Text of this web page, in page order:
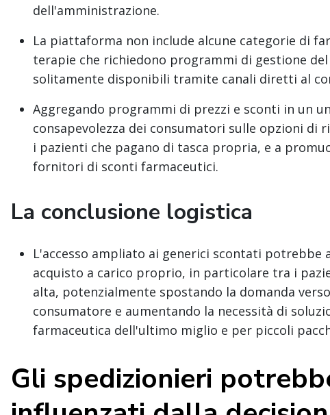
dell'amministrazione.
La piattaforma non include alcune categorie di
terapie che richiedono programmi di gestione
solitamente disponibili tramite canali diretti al
Aggregando programmi di prezzi e sconti in un
consapevolezza dei consumatori sulle opzioni
i pazienti che pagano di tasca propria, e a
fornitori di sconti farmaceutici.
La conclusione logistica
L'accesso ampliato ai generici scontati
acquisto a carico proprio, in particolare tra i
alta, potenzialmente spostando la domanda
consumatore e aumentando la necessità di
farmaceutica dell'ultimo miglio e per piccoli
Gli spedizionieri